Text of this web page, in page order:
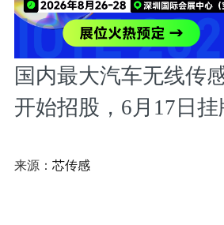
国内最大汽车无线传
开始招股，6月17日挂
来源： 芯传感